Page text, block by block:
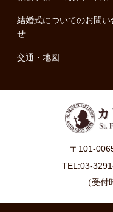
結婚式についてのお問い
せ
交通・地図
〒101-
TEL:03-
（受